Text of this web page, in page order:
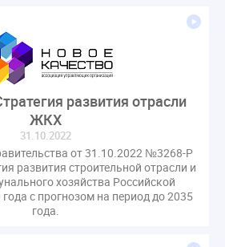
документ
жалобы
жилищный надзор
изменения в ЖК РФ
индексация
кадры
категория риска
ОСС
коррупция
развития отрасли
ЖКХ
31.10.2022
от 31.10.2022 №3268-Р
развития строительной отрасли и
хозяйства Российской
с прогнозом на период до 2035
года.